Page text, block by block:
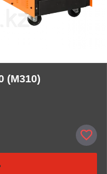
(М310)